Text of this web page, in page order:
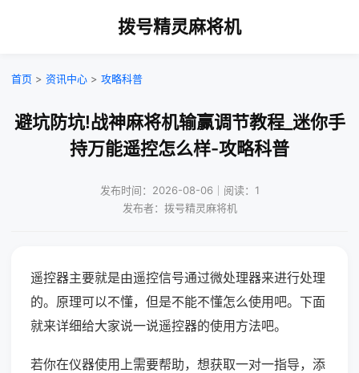
拨号精灵麻将机
首页 > 资讯中心 > 攻略科普
避坑防坑!战神麻将机输赢调节教程_迷你手
持万能遥控怎么样-攻略科普
发布时间：2026-08-06｜阅读：1
发布者：拨号精灵麻将机
遥控器主要就是由遥控信号通过微处理器来进行处理
的。原理可以不懂，但是不能不懂怎么使用吧。下面
就来详细给大家说一说遥控器的使用方法吧。
若你在仪器使用上需要帮助，想获取一对一指导，添